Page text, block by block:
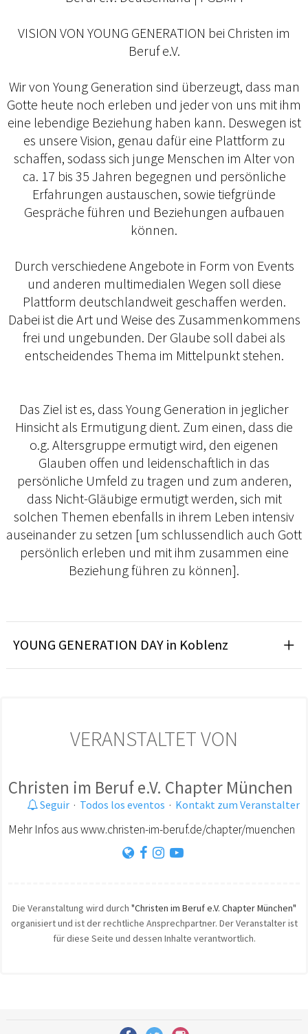
VISION VON YOUNG GENERATION bei Christen im
Beruf e.V.
Wir von Young Generation sind überzeugt, dass man
Gotte heute noch erleben und jeder von uns mit ihm
eine lebendige Beziehung haben kann. Deswegen ist
es unsere Vision, genau dafür eine Plattform zu
schaffen, sodass sich junge Menschen im Alter von
ca. 17 bis 35 Jahren begegnen und persönliche
Erfahrungen austauschen, sowie tiefgründe
Gespräche führen und Beziehungen aufbauen
können.
Durch verschiedene Angebote in Form von Events
und anderen multimedialen Wegen soll diese
Plattform deutschlandweit geschaffen werden.
Dabei ist die Art und Weise des Zusammenkommens
frei und ungebunden. Der Glaube soll dabei als
entscheidendes Thema im Mittelpunkt stehen.
Das Ziel ist es, dass Young Generation in jeglicher
Hinsicht als Ermutigung dient. Zum einen, dass die
o.g. Altersgruppe ermutigt wird, den eigenen
Glauben offen und leidenschaftlich in das
persönliche Umfeld zu tragen und zum anderen,
dass Nicht-Gläubige ermutigt werden, sich mit
solchen Themen ebenfalls in ihrem Leben intensiv
auseinander zu setzen [um schlussendlich auch Gott
persönlich erleben und mit ihm zusammen eine
Beziehung führen zu können].
YOUNG GENERATION DAY in Koblenz
VERANSTALTET VON
Christen im Beruf e.V. Chapter München
Seguir · Todos los eventos · Kontakt zum Veranstalter
Mehr Infos aus www.christen-im-beruf.de/chapter/muenchen
Die Veranstaltung wird durch "Christen im Beruf e.V. Chapter München"
organisiert und ist der rechtliche Ansprechpartner. Der Veranstalter ist
für diese Seite und dessen Inhalte verantwortlich.